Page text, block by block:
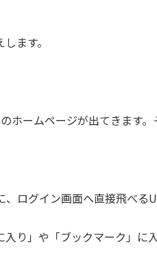
ます。
ームページが出てきます
ログイン画面へ直接飛べる
り」や「ブックマーク」